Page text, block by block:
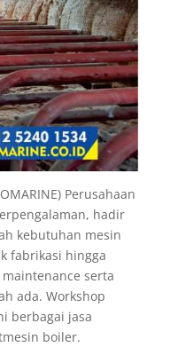
Perusahaan
hadir
kebutuhan mesin
fabrikasi hingga
serta
ada. Workshop
berbagai jasa
boiler.